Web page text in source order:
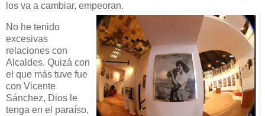
los va a cambiar, empeoran.
No he tenido
excesivas
relaciones con
Alcaldes. Quizá con
el que más tuve fue
con Vicente
Sánchez, Dios le
tenga en el paraíso,